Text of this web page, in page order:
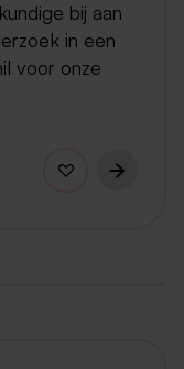
bij aan
in een
voor onze